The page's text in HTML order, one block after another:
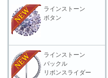
ラインストーン
ボタン
ラインストーン
バックル
リボンスライダー